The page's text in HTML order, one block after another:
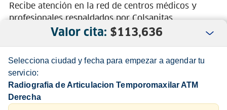
Valor cita: $113,636
Selecciona ciudad y fecha para empezar a agendar tu
servicio:
Radiografia de Articulacion Temporomaxilar ATM
Derecha
Recibe atención en la red de centros médicos y
profesionales respaldados por Colsanitas